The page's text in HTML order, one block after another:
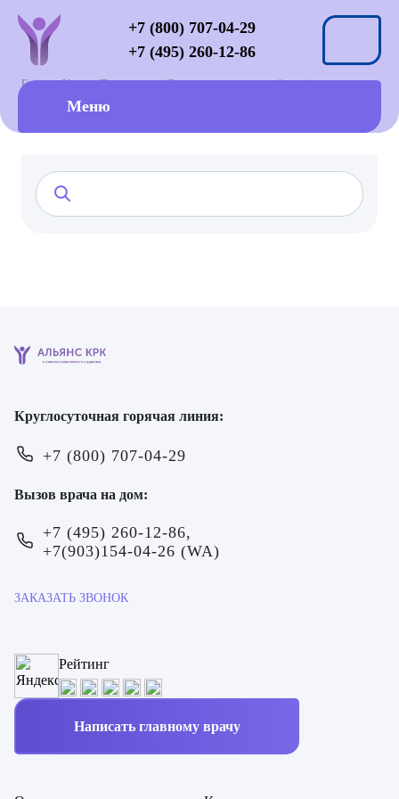
+7 (800) 707-04-29
+7 (495) 260-12-86
Меню
Главная Услуги Психотерапия Эмоциональные расстройства
клиника психического здоровья
Круглосуточная горячая линия:
+7 (800) 707-04-29
Вызов врача на дом:
+7 (495) 260-12-86,
+7(903)154-04-26 (WA)
ЗАКАЗАТЬ ЗВОНОК
Рейтинг
Написать главному врачу
Я даю согласие наобработку персональных данных
обработку персональных данных